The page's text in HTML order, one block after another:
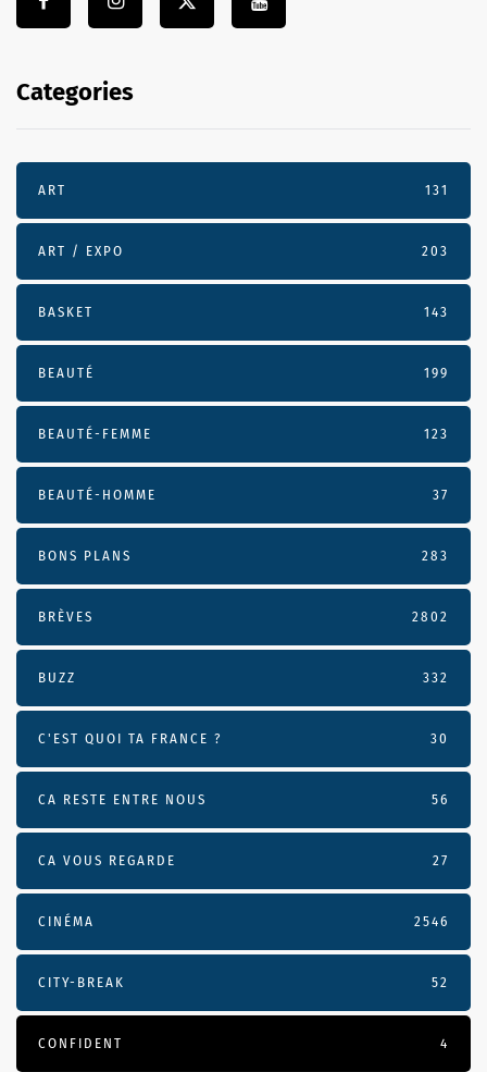
Categories
ART 131
ART / EXPO 203
BASKET 143
BEAUTÉ 199
BEAUTÉ-FEMME 123
BEAUTÉ-HOMME 37
BONS PLANS 283
BRÈVES 2802
BUZZ 332
C'EST QUOI TA FRANCE ? 30
CA RESTE ENTRE NOUS 56
CA VOUS REGARDE 27
CINÉMA 2546
CITY-BREAK 52
CONFIDENT 4